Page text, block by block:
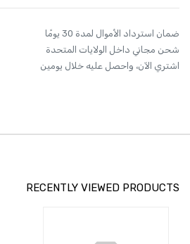
ضمان استرداد الأموال لمدة 30 يومًا
شحن مجاني داخل الولايات المتحدة
اشتري الآن، واحصل عليه خلال يومين
RECENTLY VIEWED PRODUCTS